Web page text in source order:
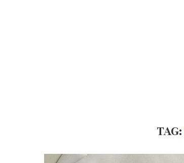
TAG: